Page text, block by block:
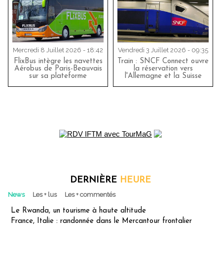
Mercredi 8 Juillet 2026 - 18:42
FlixBus intègre les navettes
Aérobus de Paris-Beauvais
sur sa plateforme
Vendredi 3 Juillet 2026 - 09:35
Train : SNCF Connect ouvre
la réservation vers
l'Allemagne et la Suisse
DERNIÈRE HEURE
News Les + lus Les + commentés
Le Rwanda, un tourisme à haute altitude
France, Italie : randonnée dans le Mercantour frontalier